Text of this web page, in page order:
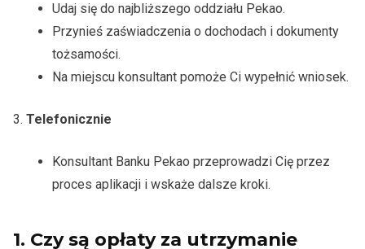
Udaj się do najbliższego oddziału Pekao.
Przynieś zaświadczenia o dochodach i dokumenty
tożsamości.
Na miejscu konsultant pomoże Ci wypełnić wniosek.
3. Telefonicznie
Konsultant Banku Pekao przeprowadzi Cię przez
proces aplikacji i wskaże dalsze kroki.
1. Czy są opłaty za utrzymanie